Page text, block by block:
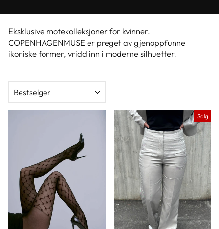
Eksklusive motekolleksjoner for kvinner.
COPENHAGENMUSE er preget av gjenoppfunne
ikoniske former, vridd inn i moderne silhuetter.
Salg